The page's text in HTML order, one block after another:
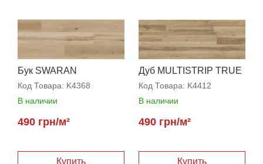
Бук SWARAN
Код Товара: K4368
В наличии
490 грн/м²
Дуб MULTISTRIP TRUE
Код Товара: K4412
В наличии
490 грн/м²